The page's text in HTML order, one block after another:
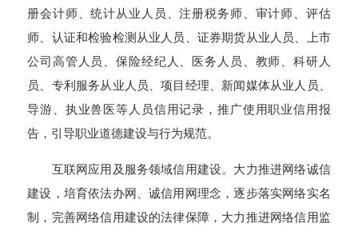
册会计师、统计从业人员、注册税务师、审计师、评估
师、认证和检验检测从业人员、证券期货从业人员、上市
公司高管人员、保险经纪人、医务人员、教师、科研人
员、专利服务从业人员、项目经理、新闻媒体从业人员、
导游、执业兽医等人员信用记录，推广使用职业信用报
告，引导职业道德建设与行为规范。
互联网应用及服务领域信用建设。大力推进网络诚信
建设，培育依法办网、诚信用网理念，逐步落实网络实名
制，完善网络信用建设的法律保障，大力推进网络信用监